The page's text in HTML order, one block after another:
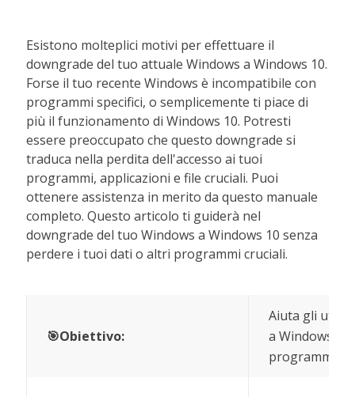
Esistono molteplici motivi per effettuare il
downgrade del tuo attuale Windows a Windows 10.
Forse il tuo recente Windows è incompatibile con
programmi specifici, o semplicemente ti piace di
più il funzionamento di Windows 10. Potresti
essere preoccupato che questo downgrade si
traduca nella perdita dell'accesso ai tuoi
programmi, applicazioni e file cruciali. Puoi
ottenere assistenza in merito da questo manuale
completo. Questo articolo ti guiderà nel
downgrade del tuo Windows a Windows 10 senza
perdere i tuoi dati o altri programmi cruciali.
🎯Obiettivo:
Aiuta gli
a Windows
programmi.